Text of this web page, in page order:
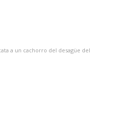
a un cachorro del desagüe del